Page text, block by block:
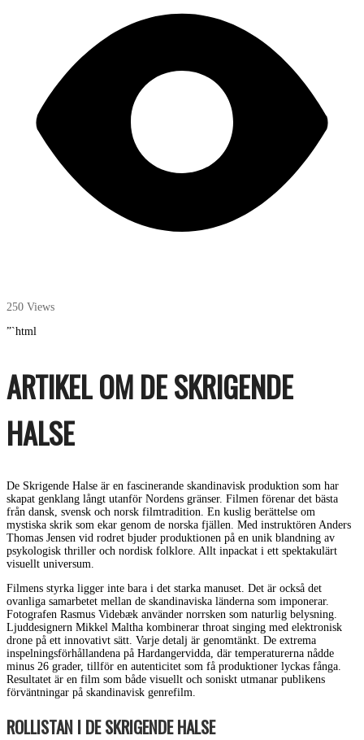
250 Views
”`html
ARTIKEL OM DE SKRIGENDE
HALSE
De Skrigende Halse är en fascinerande skandinavisk produktion som har
skapat genklang långt utanför Nordens gränser. Filmen förenar det bästa
från dansk, svensk och norsk filmtradition. En kuslig berättelse om
mystiska skrik som ekar genom de norska fjällen. Med instruktören Anders
Thomas Jensen vid rodret bjuder produktionen på en unik blandning av
psykologisk thriller och nordisk folklore. Allt inpackat i ett spektakulärt
visuellt universum.
Filmens styrka ligger inte bara i det starka manuset. Det är också det
ovanliga samarbetet mellan de skandinaviska länderna som imponerar.
Fotografen Rasmus Videbæk använder norrsken som naturlig belysning.
Ljuddesignern Mikkel Maltha kombinerar throat singing med elektronisk
drone på ett innovativt sätt. Varje detalj är genomtänkt. De extrema
inspelningsförhållandena på Hardangervidda, där temperaturerna nådde
minus 26 grader, tillför en autenticitet som få produktioner lyckas fånga.
Resultatet är en film som både visuellt och soniskt utmanar publikens
förväntningar på skandinavisk genrefilm.
ROLLISTAN I DE SKRIGENDE HALSE